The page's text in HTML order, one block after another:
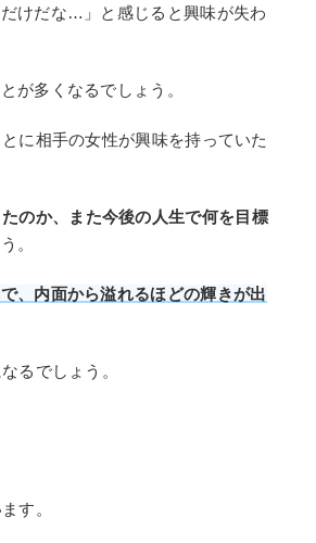
けだな…」と感じると興味が失わ
が多くなるでしょう。
に相手の女性が興味を持っていた
のか、また今後の人生で何を目標
。
、内面から溢れるほどの輝きが出
るでしょう。
す。